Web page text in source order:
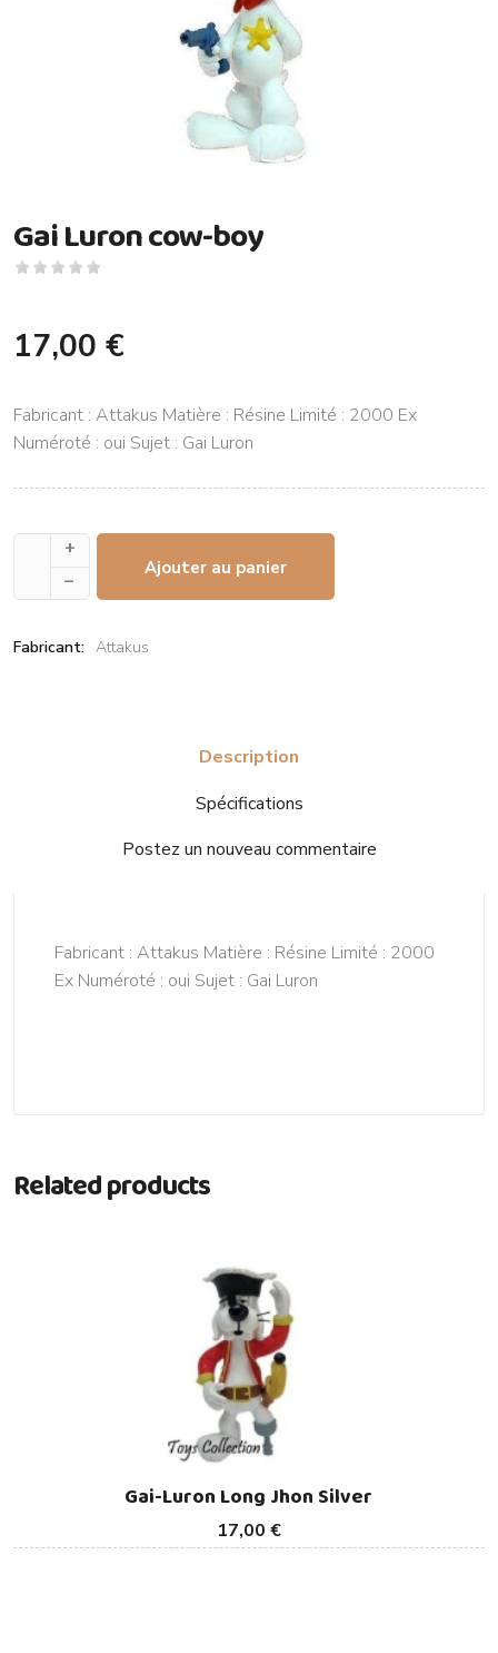
Gai Luron cow-boy
17,00 €
Fabricant : Attakus Matière : Résine Limité : 2000 Ex
Numéroté : oui Sujet : Gai Luron
+
–
Ajouter au panier
Fabricant: Attakus
Description
Spécifications
Postez un nouveau commentaire
Fabricant : Attakus Matière : Résine Limité : 2000
Ex Numéroté : oui Sujet : Gai Luron
Related products
17,00 €
Gai-Luron Long Jhon Silver